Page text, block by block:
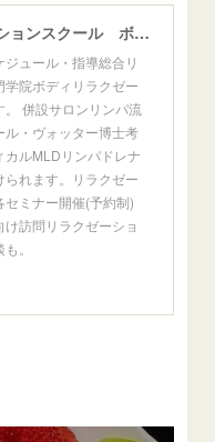
総合リラクゼーションスクール ボディリラクゼーション専門学院
ュール・指導総合リ
院ボディリラクゼー
併設サロンリンパ流
ル・ヴォッター博士考
カルMLDリンパドレナ
れます。リラクゼー
ミナー開催(予約制)
訪問リラクゼーショ
。